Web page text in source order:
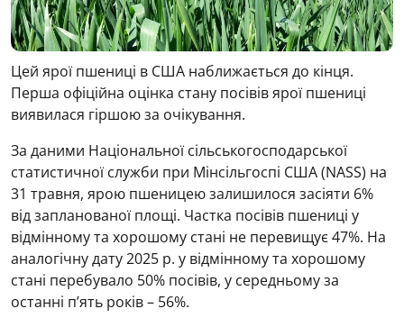
Цей ярої пшениці в США наближається до кінця.
Перша офіційна оцінка стану посівів ярої пшениці
виявилася гіршою за очікування.
За даними Національної сільськогосподарської
статистичної служби при Мінсільгоспі США (NASS) на
31 травня, ярою пшеницею залишилося засіяти 6%
від запланованої площі. Частка посівів пшениці у
відмінному та хорошому стані не перевищує 47%. На
аналогічну дату 2025 р. у відмінному та хорошому
стані перебувало 50% посівів, у середньому за
останні п’ять років – 56%.